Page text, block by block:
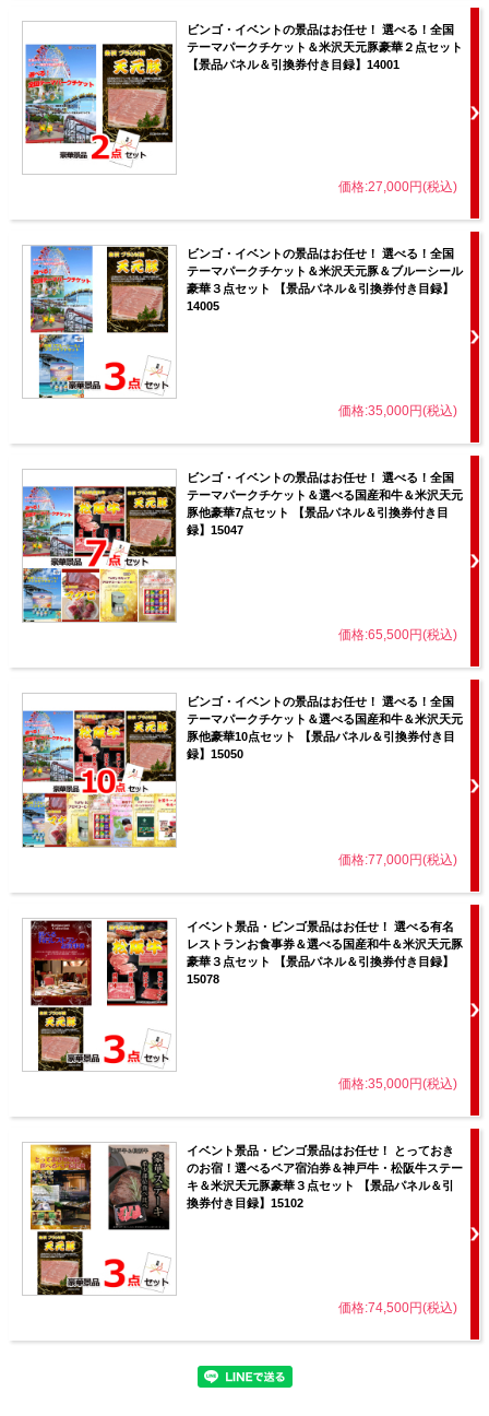
ビンゴ・イベントの景品はお任せ！ 選べる！全国
テーマパークチケット＆米沢天元豚豪華２点セット
【景品パネル＆引換券付き目録】14001
価格:27,000円(税込)
ビンゴ・イベントの景品はお任せ！ 選べる！全国
テーマパークチケット＆米沢天元豚＆ブルーシール
豪華３点セット 【景品パネル＆引換券付き目録】
14005
価格:35,000円(税込)
ビンゴ・イベントの景品はお任せ！ 選べる！全国
テーマパークチケット＆選べる国産和牛＆米沢天元
豚他豪華7点セット 【景品パネル＆引換券付き目
録】15047
価格:65,500円(税込)
ビンゴ・イベントの景品はお任せ！ 選べる！全国
テーマパークチケット＆選べる国産和牛＆米沢天元
豚他豪華10点セット 【景品パネル＆引換券付き目
録】15050
価格:77,000円(税込)
イベント景品・ビンゴ景品はお任せ！ 選べる有名
レストランお食事券＆選べる国産和牛＆米沢天元豚
豪華３点セット 【景品パネル＆引換券付き目録】
15078
価格:35,000円(税込)
イベント景品・ビンゴ景品はお任せ！ とっておき
のお宿！選べるペア宿泊券＆神戸牛・松阪牛ステー
キ＆米沢天元豚豪華３点セット 【景品パネル＆引
換券付き目録】15102
価格:74,500円(税込)